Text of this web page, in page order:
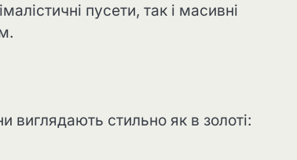
пусети, так і масивні
стильно як в золоті: